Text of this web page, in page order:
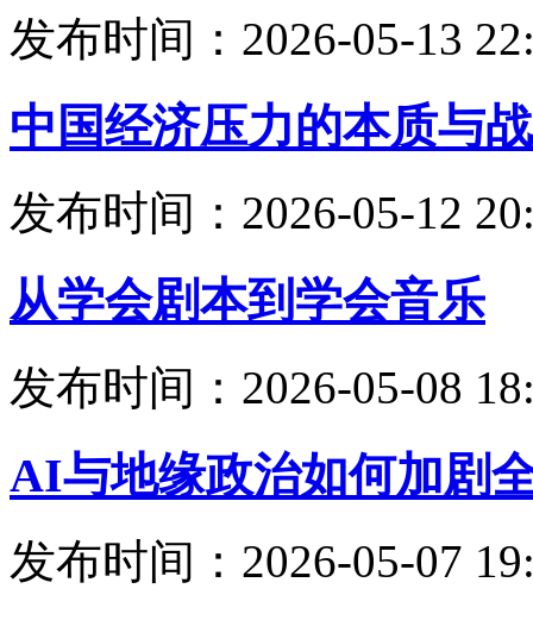
发布时间：2026-05-13
中国经济压力的本质与
发布时间：2026-05-12
从学会剧本到学会音乐
发布时间：2026-05-08
AI与地缘政治如何加剧
发布时间：2026-05-07